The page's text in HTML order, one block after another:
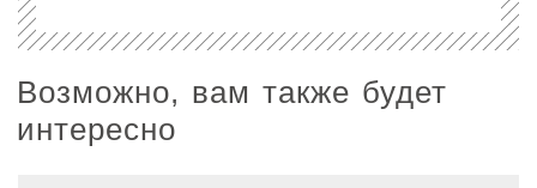
Возможно, вам также будет
интересно